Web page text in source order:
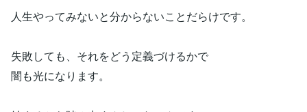
人生やってみないと分からないことだらけです。
失敗しても、それをどう定義づけるかで
闇も光になります。